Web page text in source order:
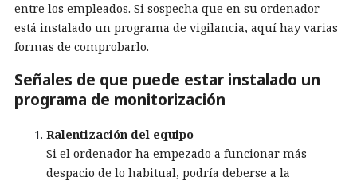
entre los empleados. Si sospecha que en su ordenador
está instalado un programa de vigilancia, aquí hay varias
formas de comprobarlo.
Señales de que puede estar instalado un
programa de monitorización
Ralentización del equipo
Si el ordenador ha empezado a funcionar más
despacio de lo habitual, podría deberse a la